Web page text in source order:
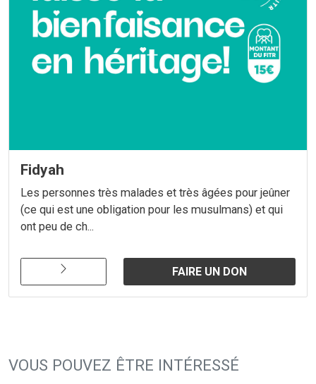
Fidyah
Les personnes très malades et très âgées pour jeûner
(ce qui est une obligation pour les musulmans) et qui
ont peu de ch...
FAIRE UN DON
VOUS POUVEZ ÊTRE INTÉRESSÉ